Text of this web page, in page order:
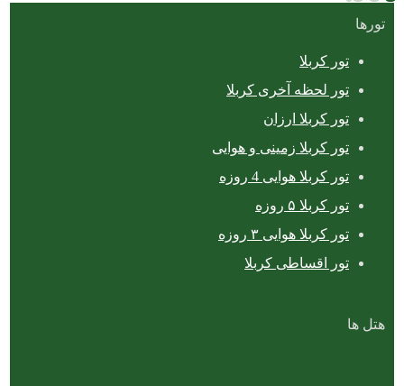
تورها
تور کربلا
تور لحظه آخری کربلا
تور کربلا ارزان
تور کربلا زمینی و هوایی
تور کربلا هوایی 4 روزه
تور کربلا ۵ روزه
تور کربلا هوایی ۳ روزه
تور اقساطی کربلا
هتل ها